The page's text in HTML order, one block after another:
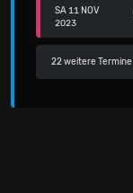
SA 11 NOV
2023
22 weitere Termine